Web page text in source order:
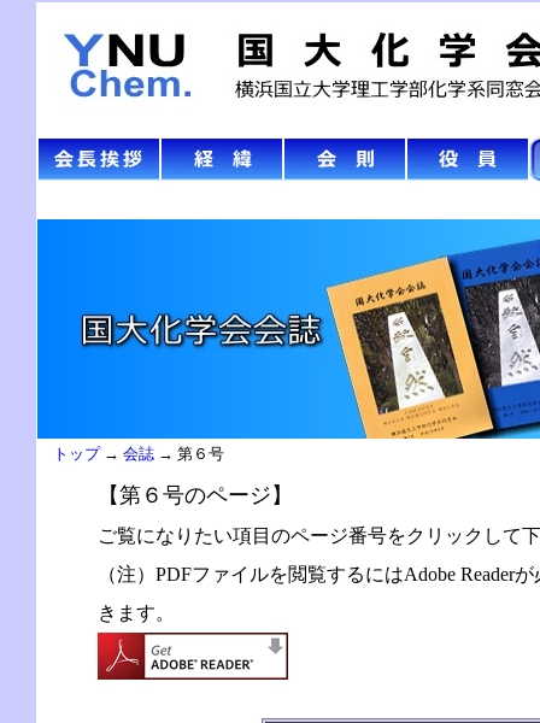
トップ→ 会誌 → 第６号
【第６号のページ】
ご覧になりたい項目のページ番号をクリックして
（注）PDFファイルを閲覧するにはAdobe
きます。